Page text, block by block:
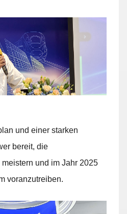
und einer starken
bereit, die
und im Jahr 2025
voranzutreiben.